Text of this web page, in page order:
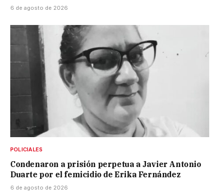
6 de agosto de 2026
POLICIALES
Condenaron a prisión perpetua a Javier Antonio
Duarte por el femicidio de Erika Fernández
6 de agosto de 2026